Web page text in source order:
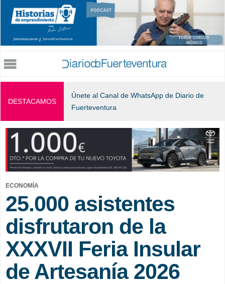
Jump to navigation
DESTACAMOS
Únete al Canal de WhatsApp de Diario de
Fuerteventura
ECONOMÍA
25.000 asistentes
disfrutaron de la
XXXVII Feria Insular
de Artesanía 2026